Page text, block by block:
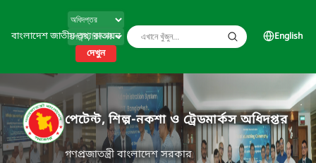
বাংলাদেশ জাতীয় তথ্য বাতায়ন
দেখুন
English
পেটেন্ট, শিল্প-নকশা ও ট্রেডমার্কস অধিদপ্তর
গণপ্রজাতন্ত্রী বাংলাদেশ সরকার